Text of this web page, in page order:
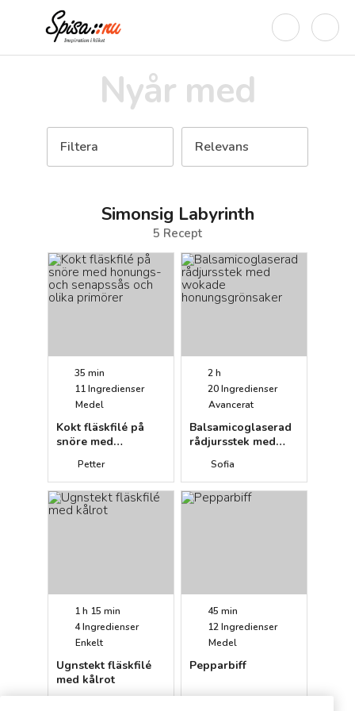
Nyår med
Filtera Relevans
Simonsig Labyrinth
5 Recept
35 min
11Ingredienser
Medel
Kokt fläskfilé på
snöre med
senapssås och olika
primörer
Petter
2 h
20Ingredienser
Avancerat
Balsamicoglaserad
rådjursstek med
honungsgrönsaker
Sofia
1 h 15 min
4Ingredienser
Enkelt
Ugnstekt fläskfilé
med kålrot
45 min
12Ingredienser
Medel
Pepparbiff